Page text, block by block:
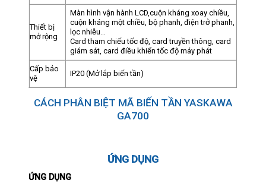
Thiết bị
mở rộng
Màn hình vận hành LCD,cuộn kháng xoay chiều,
cuộn kháng một chiều, bộ phanh, điện trở phanh,
lọc nhiễu…
Card tham chiếu tốc độ, card truyền thông, card
giám sát, card điều khiển tốc độ máy phát
Cấp bảo
vệ
IP20 (Mở lắp biến tần)
CÁCH PHÂN BIỆT MÃ BIẾN TẦN YASKAWA
GA700
ỨNG DỤNG
ỨNG DỤNG